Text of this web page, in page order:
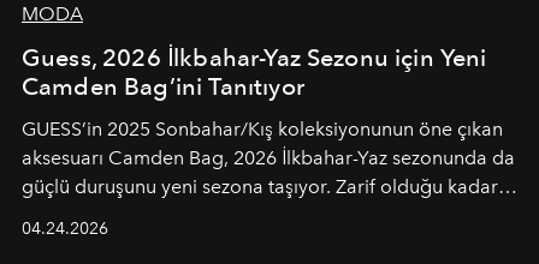
MODA
Guess, 2026 İlkbahar-Yaz Sezonu için Yeni
Camden Bag’ini Tanıtıyor
GUESS’in 2025 Sonbahar/Kış koleksiyonunun öne çıkan
aksesuarı Camden Bag, 2026 İlkbahar-Yaz sezonunda da
güçlü duruşunu yeni sezona taşıyor. Zarif olduğu kadar
04.24.2026